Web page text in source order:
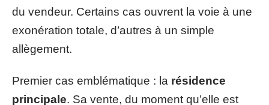
du vendeur. Certains cas ouvrent la voie à une
exonération totale, d’autres à un simple
allègement.
Premier cas emblématique : la résidence
principale. Sa vente, du moment qu’elle est